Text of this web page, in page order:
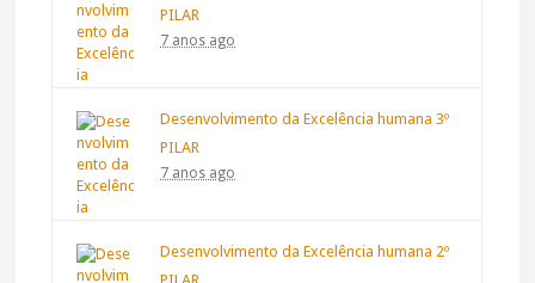
PILAR
7 anos ago
Desenvolvimento da Excelência humana 3º
PILAR
7 anos ago
Desenvolvimento da Excelência humana 2º